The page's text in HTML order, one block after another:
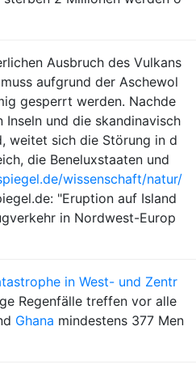
Ausbruch des Vulkans
aufgrund der Aschewol
gesperrt werden. Nachde
Inseln und die skandinavisch
weitet sich die Störung in d
die Beneluxstaaten und
wissenschaft/natur/
"Eruption auf Island
in Nordwest-Europ
in West- und Zentr
Regenfälle treffen vor alle
Ghana mindestens 377 Men